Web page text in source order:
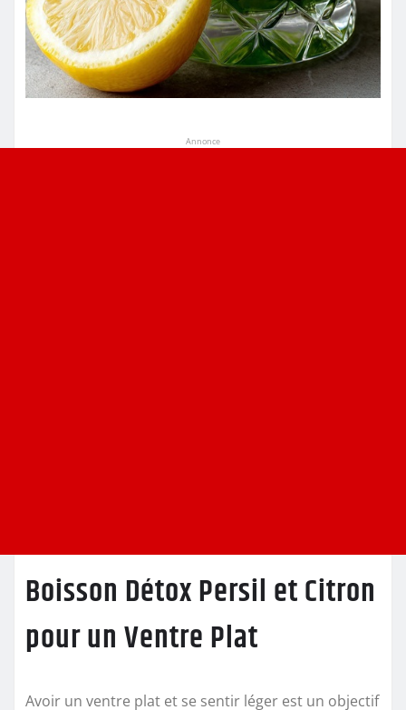
Annonce
Boisson Détox Persil et Citron
pour un Ventre Plat
Avoir un ventre plat et se sentir léger est un objectif